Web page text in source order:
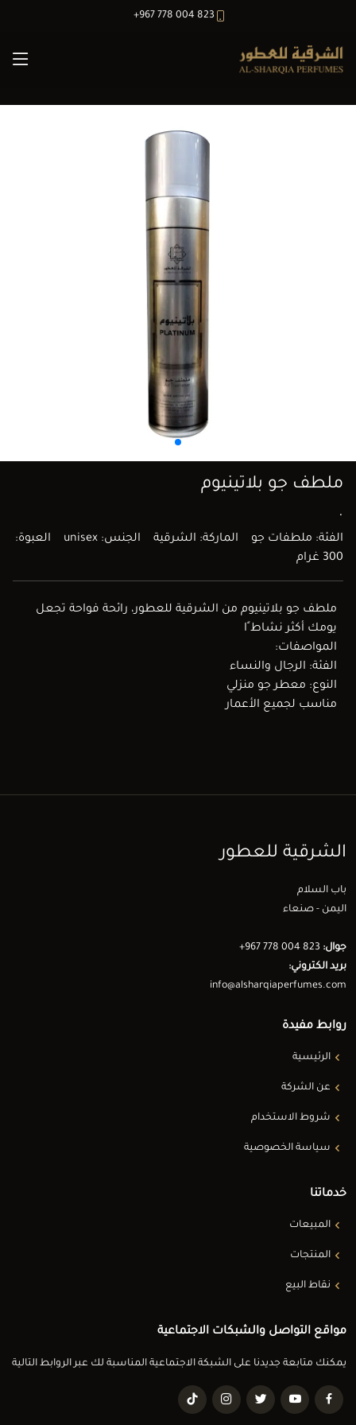
+967 778 004 823
ملطف جو بلاتينيوم
.
الفئة: ملطفات جو الماركة: الشرقية الجنس: unisex
العبوة:
300 غرام
ملطف جو بلاتينيوم من الشرقية للعطور، رائحة فواحة تجعل
يومك أكثر نشاط ًا
المواصفات:
الفئة: الرجال والنساء
النوع: معطر جو منزلي
مناسب لجميع الأعمار
الشرقية للعطور
باب السلام
اليمن - صنعاء
جوال: +967 778 004 823
بريد الكتروني:
info@alsharqiaperfumes.com
روابط مفيدة
الرئيسية
عن الشركة
شروط الاستخدام
سياسة الخصوصية
خدماتنا
المبيعات
المنتجات
نقاط البيع
مواقع التواصل والشبكات الاجتماعية
يمكنك متابعة جديدنا على الشبكة الاجتماعية المناسبة لك عبر الروابط التالية